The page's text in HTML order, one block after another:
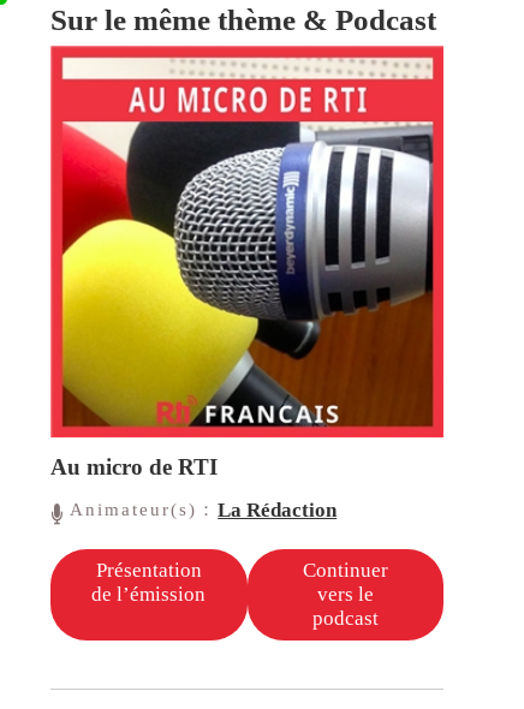
Sur le même thème & Podcast
Au micro de RTI
Animateur(s)：La Rédaction
Présentation
de l’émission
Continuer
vers le
podcast